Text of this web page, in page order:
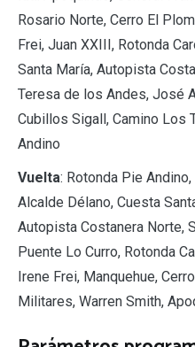
Rosario Norte, Cerro El
Frei, Juan XXIII, Rotonda
Santa María, Autopista
Teresa de los Andes, José
Cubillos Sigall, Camino Los
Andino
Vuelta: Rotonda Pie
Alcalde Délano, Cuesta
Autopista Costanera Norte,
Puente Lo Curro, Rotonda
Irene Frei, Manquehue,
Militares, Warren Smith,